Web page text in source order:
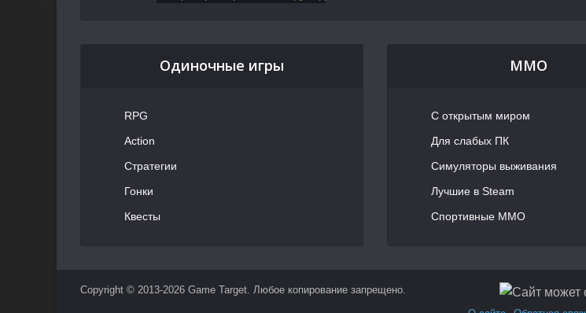
Одиночные игры
RPG
Action
Стратегии
Гонки
Квесты
MMO
С открытым миром
Для слабых ПК
Симуляторы выживания
Лучшие в Steam
Спортивные MMO
Copyright © 2013-2026 Game Target. Любое копирование запрещено.